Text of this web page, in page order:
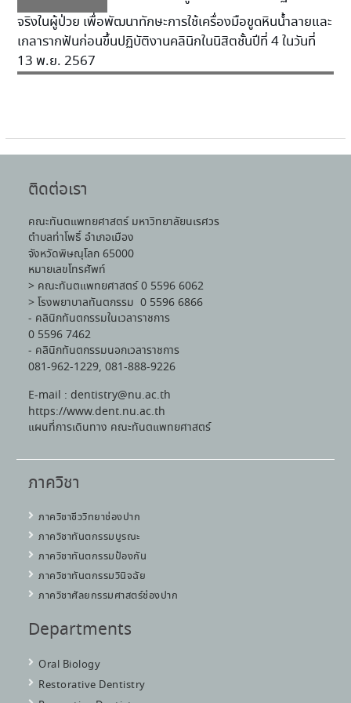
จริงในผู้ป่วย เพื่อพัฒนาทักษะการใช้เครื่องมือขูดหินน้ำลายและ
เกลารากฟันก่อนขึ้นปฏิบัติงานคลินิกในนิสิตชั้นปีที่ 4 ในวันที่
13 พ.ย. 2567
ติดต่อเรา
คณะทันตแพทยศาสตร์ มหาวิทยาลัยนเรศวร
ตำบลท่าโพธิ์ อำเภอเมือง
จังหวัดพิษณุโลก 65000
หมายเลขโทรศัพท์
> คณะทันตแพทยศาสตร์ 0 5596 6062
> โรงพยาบาลทันตกรรม 0 5596 6866
- คลินิกทันตกรรมในเวลาราชการ
0 5596 7462
- คลินิกทันตกรรมนอกเวลาราชการ
081-962-1229, 081-888-9226
E-mail : dentistry@nu.ac.th
https://www.dent.nu.ac.th
แผนที่การเดินทาง คณะทันตแพทยศาสตร์
ภาควิชา
ภาควิชาชีววิทยาช่องปาก
ภาควิชาทันตกรรมบูรณะ
ภาควิชาทันตกรรมป้องกัน
ภาควิชาทันตกรรมวินิจฉัย
ภาควิชาศัลยกรรมศาสตร์ช่องปาก
Departments
Oral Biology
Restorative Dentistry